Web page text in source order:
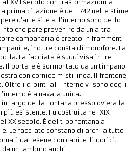
XVII secolo con trasformazioni al
prima citazione è del 1742 nelle stime
d’arte site all’interno sono dello
che pare provenire da un’altra
campanaria è creato in frammenti
inoltre consta di monofore. La
La facciata è suddivisa in tre
Il portale è sormontato da un timpano
con cornice mistilinea. Il frontone
Oltre i dipinti all’interno vi sono degli
è a navata unica.
largo della Fontana presso ov’era la
più esistente. Fu costruita nel XIX
XX secolo. È del tipo fontana a
Le facciate constano di archi a tutto
da lesene con capitelli dorici.
un tamburo anch’